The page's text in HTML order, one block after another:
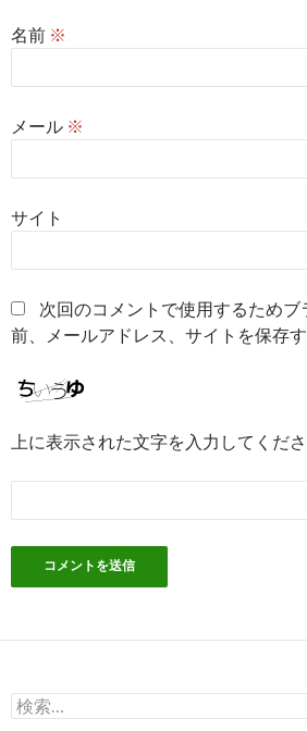
名前 ※
メール ※
サイト
次回のコメントで使用するためブ
前、メールアドレス、サイトを保存す
上に表示された文字を入力してくださ
検
索: